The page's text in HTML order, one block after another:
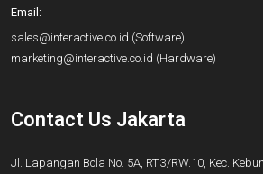
Email:
sales@interactive.co.id (Software)
marketing@interactive.co.id (Hardware)
Contact Us Jakarta
Jl. Lapangan Bola No. 5A, RT.3/RW.10, Kec.